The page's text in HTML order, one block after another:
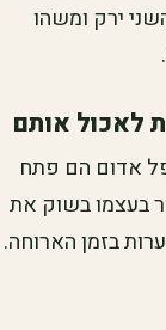
ירק ומשהו
לאכול אותם
אדום הם פתח
בעצמו בשוק את
בזמן הארוחה.